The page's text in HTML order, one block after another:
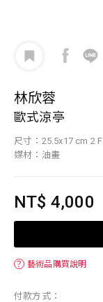
林欣蓉
歐式涼亭
尺寸：25.5x17 cm 2 F
媒材：油畫
NT$ 4,000
？ 藝術品購買說明
付款方式：